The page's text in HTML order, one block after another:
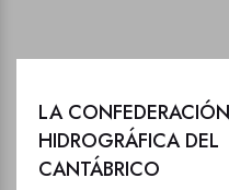
LA CONFEDERACIÓN
HIDROGRÁFICA DEL
CANTÁBRICO